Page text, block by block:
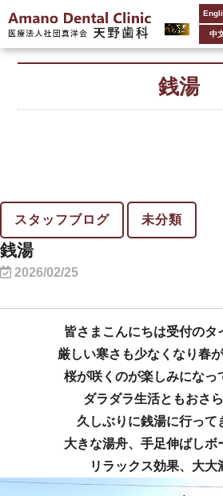
中
銭湯
スタッフブログ 未分類
銭湯
2026/02/25
皆さまこんにちは受付のタ
厳しい寒さも少なくなり春
桜が咲くのが楽しみになっ
ダラダラ生活ともおさ
久しぶりに銭湯に行って
大きな湯舟、手足伸ばしボ
リラックス効果、大大